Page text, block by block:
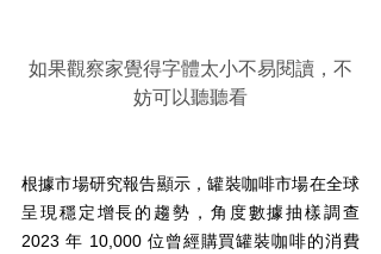
如果觀察家覺得字體太小不易閱讀，不
妨可以聽聽看
根據市場研究報告顯示，罐裝咖啡市場在全球
呈現穩定增長的趨勢，角度數據抽樣調查
2023 年 10,000 位曾經購買罐裝咖啡的消費